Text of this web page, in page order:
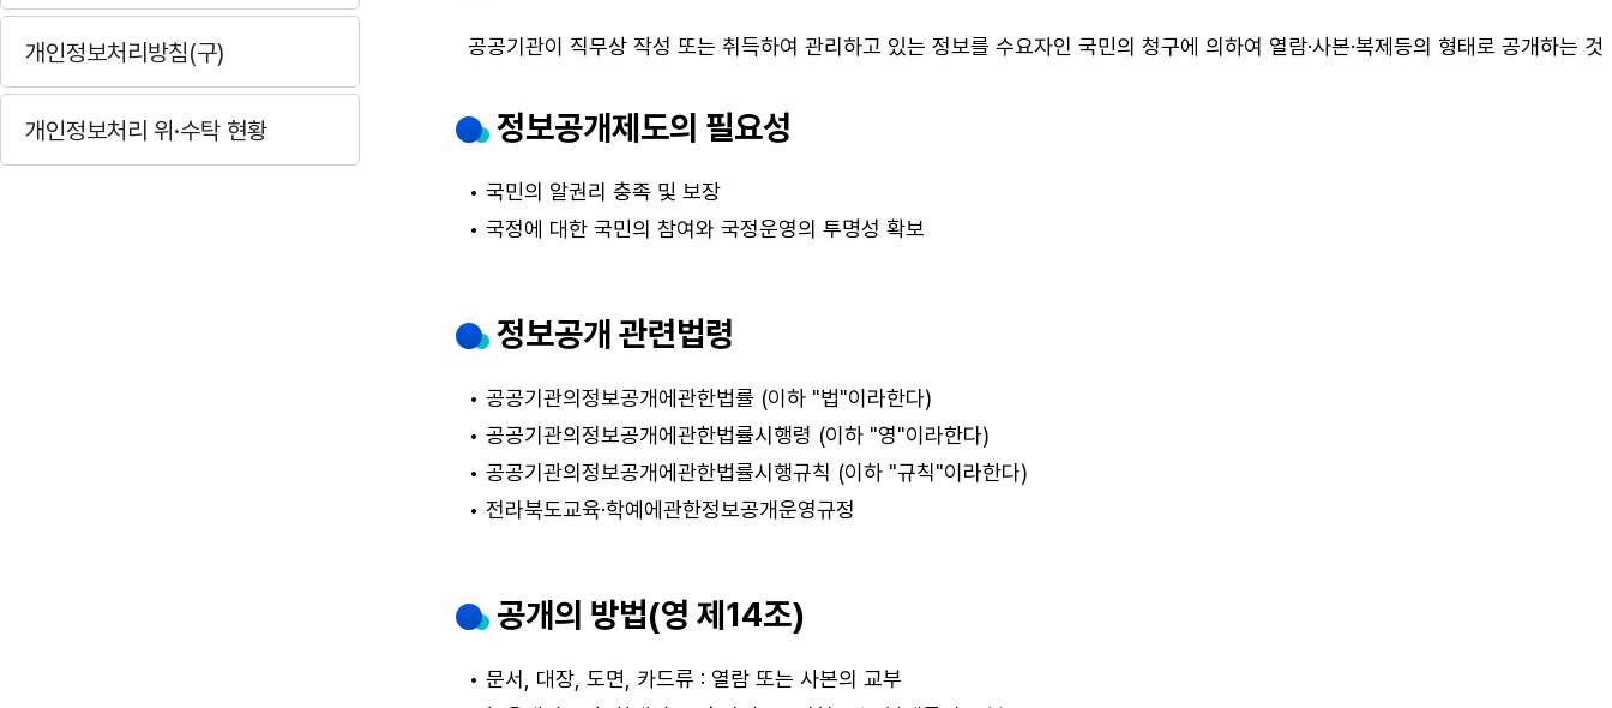
개인정보처리방침(구)
개인정보처리 위·수탁 현황